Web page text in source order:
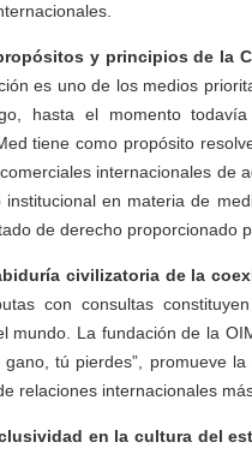
y principios de la
es uno de los medios
hasta el momento
tiene como propósito
internacionales de
en materia de
de derecho proporcionado
civilizatoria de la
con consultas
mundo. La fundación de la
tú pierdes”, promueve
relaciones internacionales
en la cultura del